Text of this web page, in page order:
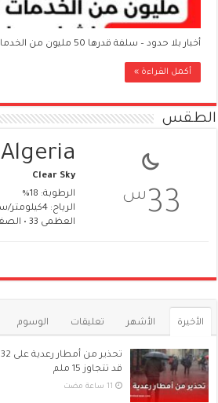
أخبار بلا حدود – سلفة قدرها 50 مليون من الخدمات …
أكمل القراءة »
الطقس
33 س
Algeria
Clear Sky
الرطوبة: 18%
الرياح: 4كيلومتر/ساعة ق.ج.ق
العظمى 33 • الصغرى 33
الأخيرة الأشهر تعليقات الوسوم
قد تتجاوز 15 ملم